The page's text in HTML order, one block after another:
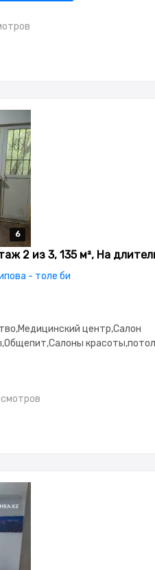
6
6
6
6
6
2 из 3, 135 м², На
- толе би
центр,Салон